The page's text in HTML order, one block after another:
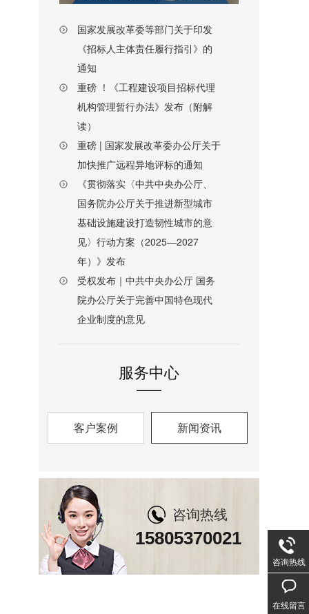
国家发展改革委等部门关于印发
《招标人主体责任履行指引》的
通知
重磅 ！《工程建设项目招标代理
机构管理暂行办法》发布（附解
读）
重磅 | 国家发展改革委办公厅关于
加快推广远程异地评标的通知
《贯彻落实〈中共中央办公厅、
国务院办公厅关于推进新型城市
基础设施建设打造韧性城市的意
见〉行动方案（2025—2027
年）》发布
受权发布｜中共中央办公厅 国务
院办公厅关于完善中国特色现代
企业制度的意见
服务中心
客户案例 新闻资讯
咨询热线
15805370021
咨询热线
在线留言